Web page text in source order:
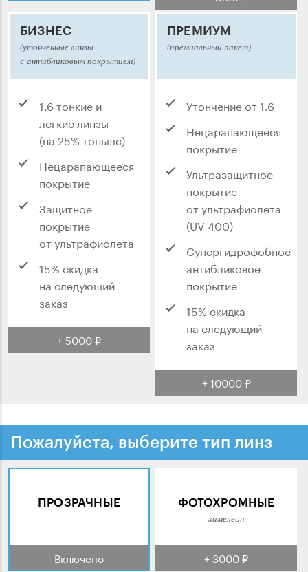
БИЗНЕС
(утонченные линзы
с антибликовым покрытием)
1.6 тонкие и
легкие линзы
(на 25% тоньше)
Нецарапающееся
покрытие
Защитное
покрытие
от ультрафиолета
15% скидка
на следующий
заказ
+ 5000 ₽
ПРЕМИУМ
(премиальный пакет)
Утончение от 1.6
Нецарапающееся
покрытие
Ультразащитное
покрытие
от ультрафиолета
(UV 400)
Супергидрофобное
антибликовое
покрытие
15% скидка
на следующий
заказ
+ 10000 ₽
Пожалуйста, выберите тип линз
ПРОЗРАЧНЫЕ
Включено
ФОТОХРОМНЫЕ
хамелеон
+ 3000 ₽